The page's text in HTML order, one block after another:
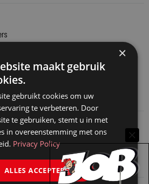
praktijk naar bewijs: hoe onderbouw je
tijdens een Wwft-audit?
2026
ONZE KENNISPARTNERS
zegt meer dan urennormen
2026
×
maakt gebruik
gebruikt cookies om uw
te verbeteren. Door
te gebruiken, stemt u in met
in overeenstemming met ons
Privacy Policy
ALLES ACCEPTEREN